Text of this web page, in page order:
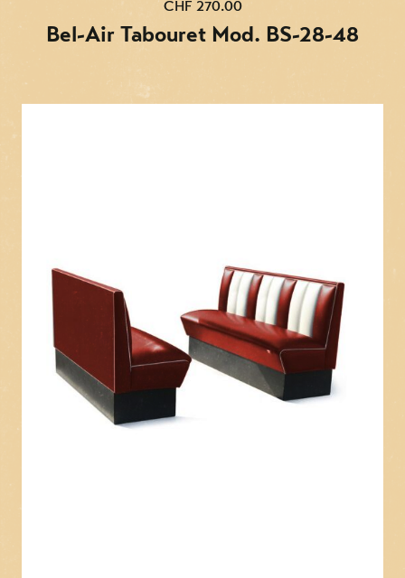
CHF 270.00
Bel-Air Tabouret Mod. BS-28-48